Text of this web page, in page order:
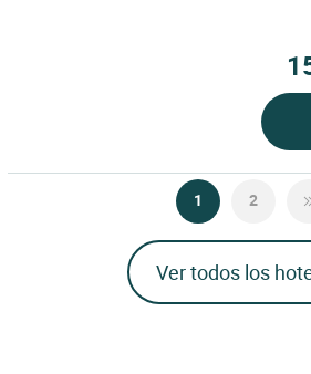
1 2
Ver todos los